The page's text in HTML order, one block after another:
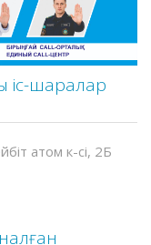
іс-шаралар
атом к-сі, 2Б